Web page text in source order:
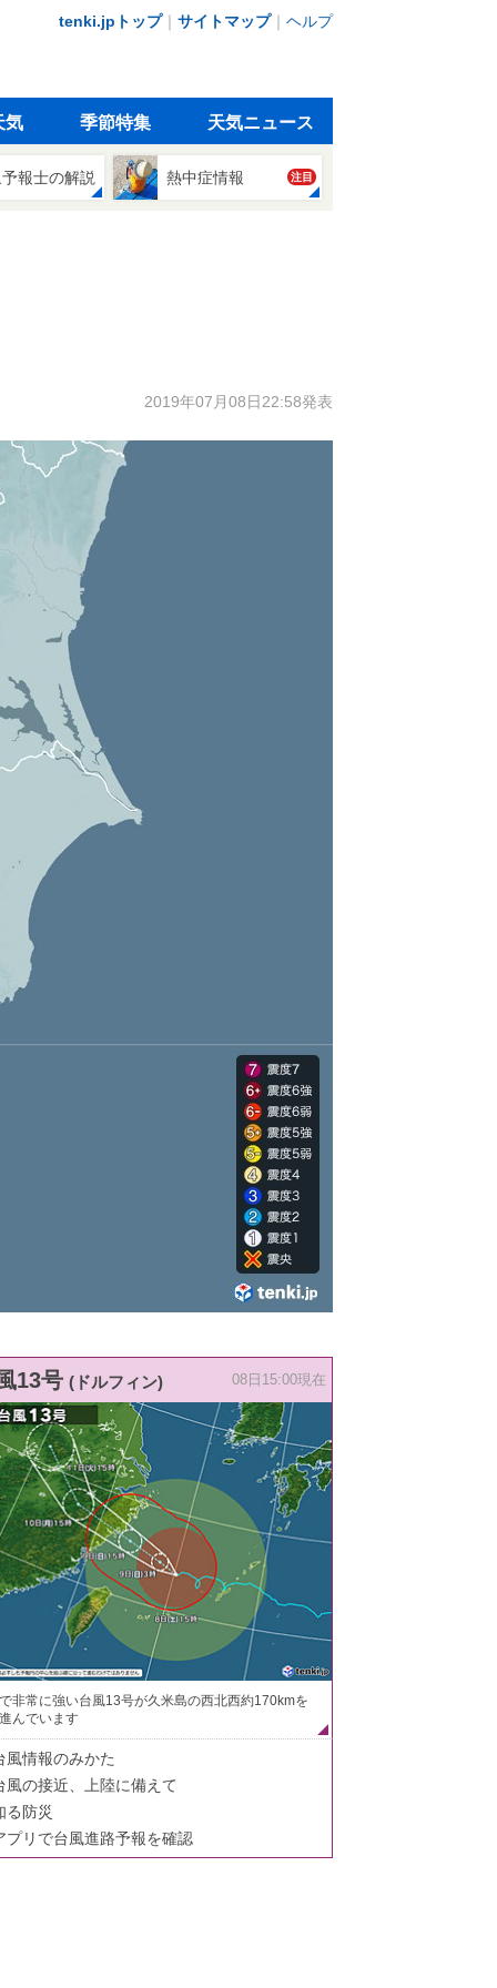
tenki.jpトップ｜ サイトマップ｜ ヘルプ
気 季節特集 天気ニュース
報士の解説 熱中症情報 注目
2019年07月08日22:58発表
13号 (ドルフィン) 08日15:00現在
非常に強い台風13号が久米島の西北西約170kmを
んでいます
風情報のみかた
風の接近、上陸に備えて
る防災
プリで台風進路予報を確認